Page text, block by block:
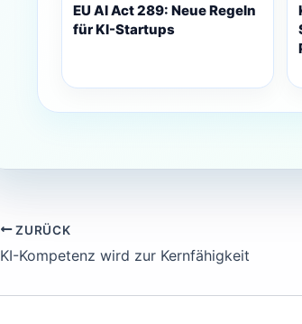
EU AI Act 289: Neue Regeln
für KI-Startups
ZURÜCK
KI-Kompetenz wird zur Kernfähigkeit